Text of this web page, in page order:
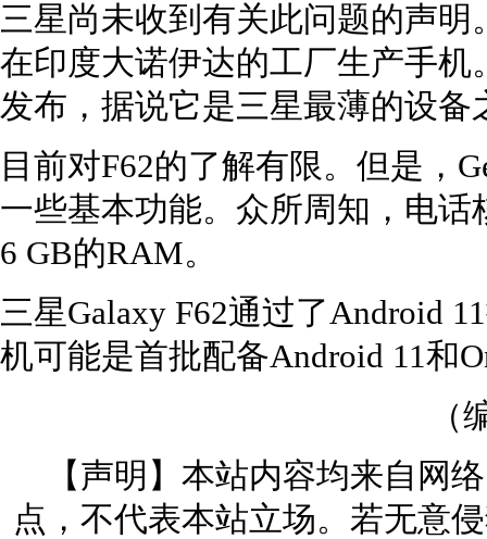
三星尚未收到有关此问题的声
在印度大诺伊达的工厂生产手机
发布，据说它是三星最薄的设备
目前对F62的了解有限。但是，
一些基本功能。众所周知，电话
6 GB的RAM。
三星Galaxy F62通过了Android
机可能是首批配备Android 11和
（
【声明】本站内容均来自网
点，不代表本站立场。若无意